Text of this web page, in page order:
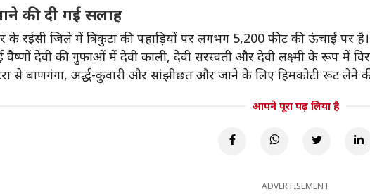
की दी गई सलाह
के रईसी जिले में त्रिकुटा की पहाड़ियों पर लगभग 5,200 फीट की ऊंचाई पर
देवी की गुफाओं में देवी काली, देवी सरस्वती और देवी लक्ष्मी के रूप में
से बाणगंगा, अर्द्ध-कुंवारी और सांझीछत और जाने के लिए हिमकोटी रूट लेने
आपने पूरा पढ़ लिया है
ADVERTISEMENT